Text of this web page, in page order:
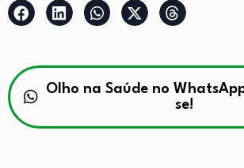
Olho na Saúde no
se!